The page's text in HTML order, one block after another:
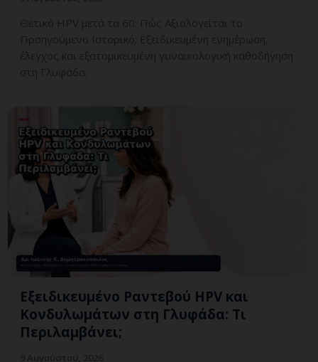
Θετικό HPV μετά τα 60: Πώς Αξιολογείται το
Προηγούμενο Ιστορικό; Εξειδικευμένη ενημέρωση,
έλεγχος και εξατομικευμένη γυναικολογική καθοδήγηση
στη Γλυφάδα.
Εξειδικευμένο Ραντεβού HPV και
Κονδυλωμάτων στη Γλυφάδα: Τι
Περιλαμβάνει;